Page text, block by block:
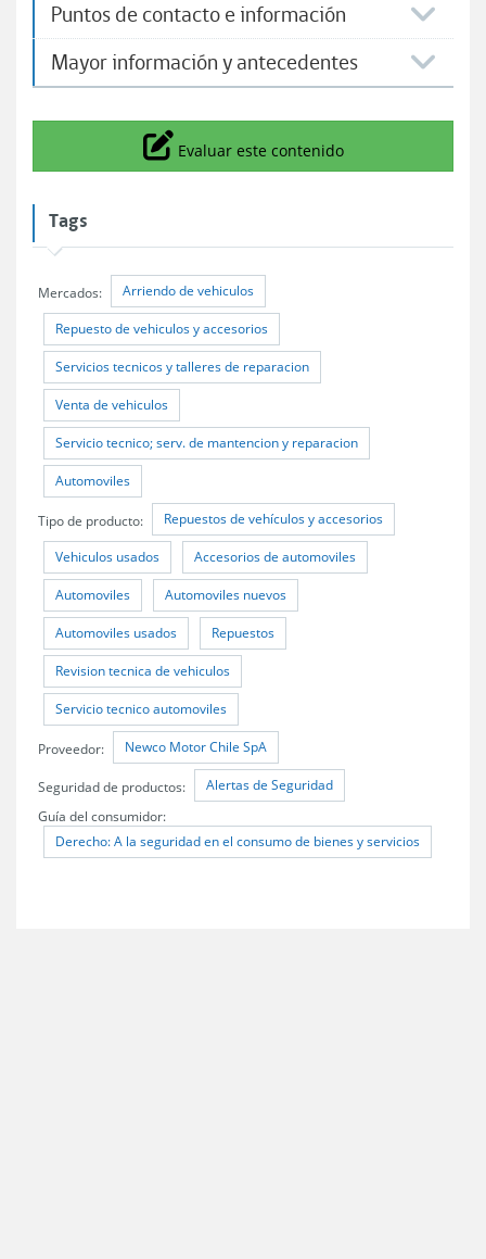
Puntos de contacto e información
Mayor información y antecedentes
Icono
Evaluar este contenido
Tags
Mercados: Arriendo de vehiculos
Repuesto de vehiculos y accesorios
Servicios tecnicos y talleres de reparacion
Venta de vehiculos
Servicio tecnico; serv. de mantencion y reparacion
Automoviles
Tipo de producto: Repuestos de vehículos y accesorios
Vehiculos usados Accesorios de automoviles
Automoviles Automoviles nuevos
Automoviles usados Repuestos
Revision tecnica de vehiculos
Servicio tecnico automoviles
Proveedor: Newco Motor Chile SpA
Seguridad de productos: Alertas de Seguridad
Guía del consumidor:
Derecho: A la seguridad en el consumo de bienes y servicios